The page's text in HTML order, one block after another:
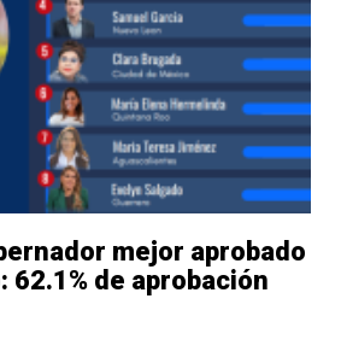
mejor aprobado
62.1% de aprobación